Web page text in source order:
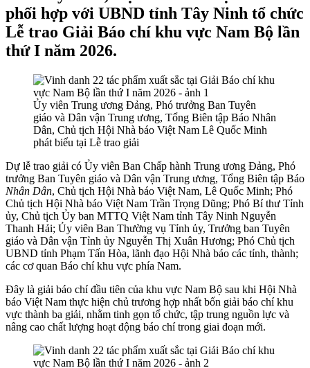
phối hợp với UBND tỉnh Tây Ninh tổ chức
Lễ trao Giải Báo chí khu vực Nam Bộ lần
thứ I năm 2026.
Ủy viên Trung ương Đảng, Phó trưởng Ban Tuyên
giáo và Dân vận Trung ương, Tổng Biên tập Báo Nhân
Dân, Chủ tịch Hội Nhà báo Việt Nam Lê Quốc Minh
phát biểu tại Lễ trao giải
Dự lễ trao giải có Ủy viên Ban Chấp hành Trung ương Đảng, Phó
trưởng Ban Tuyên giáo và Dân vận Trung ương, Tổng Biên tập Báo
Nhân Dân, Chủ tịch Hội Nhà báo Việt Nam, Lê Quốc Minh; Phó
Chủ tịch Hội Nhà báo Việt Nam Trần Trọng Dũng; Phó Bí thư Tỉnh
ủy, Chủ tịch Ủy ban MTTQ Việt Nam tỉnh Tây Ninh Nguyễn
Thanh Hải; Ủy viên Ban Thường vụ Tỉnh ủy, Trưởng ban Tuyên
giáo và Dân vận Tỉnh ủy Nguyễn Thị Xuân Hương; Phó Chủ tịch
UBND tỉnh Phạm Tấn Hòa, lãnh đạo Hội Nhà báo các tỉnh, thành;
các cơ quan Báo chí khu vực phía Nam.
Đây là giải báo chí đầu tiên của khu vực Nam Bộ sau khi Hội Nhà
báo Việt Nam thực hiện chủ trương hợp nhất bốn giải báo chí khu
vực thành ba giải, nhằm tinh gọn tổ chức, tập trung nguồn lực và
nâng cao chất lượng hoạt động báo chí trong giai đoạn mới.